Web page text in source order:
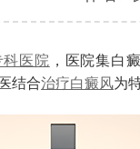
医院 ，医院集白
结合治疗白癜风为